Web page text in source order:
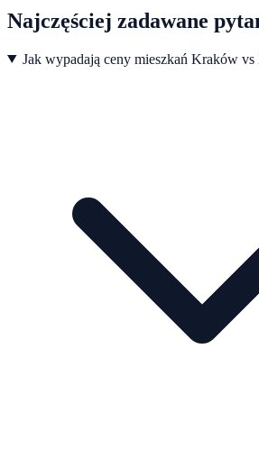
Najczęściej zadawane
Jak wypadają ceny mieszkań Kraków vs